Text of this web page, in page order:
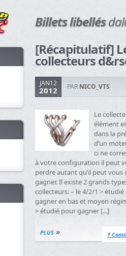
Billets libellés
[Récapitulatif]
collecteurs
JAN12
2012 PAR NICO_VTS
Le
élément
dans la
d’un
ci ne
à votre configuration il peut
perdre autant qu’il peut vous
gagner. Il existe 2 grands
collecteurs: – le 4/2/1 >
gagner en bas et moyen
> étudié pour gagner [...]
PLUS » 1